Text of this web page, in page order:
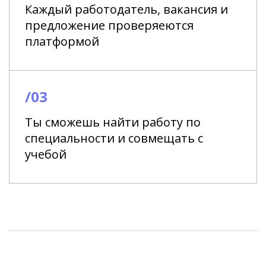
Каждый работодатель, вакансия и
предложение проверяеются
платформой
/03
Ты сможешь найти работу по
специальности и совмещать с
учебой